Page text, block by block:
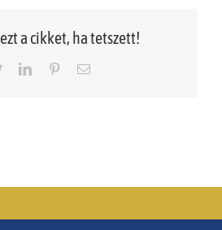
a cikket, ha tetszett!
TwitterLinkedInPinterestEmail